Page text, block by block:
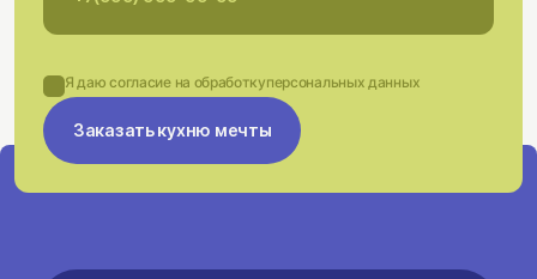
Я даю согласие на обработкуперсональных данных
Заказать кухню мечты